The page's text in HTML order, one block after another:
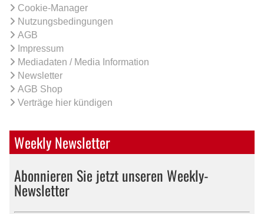
Cookie-Manager
Nutzungsbedingungen
AGB
Impressum
Mediadaten / Media Information
Newsletter
AGB Shop
Verträge hier kündigen
Weekly Newsletter
Abonnieren Sie jetzt unseren Weekly-
Newsletter